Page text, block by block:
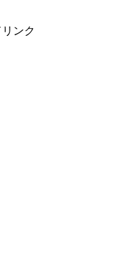
ンク